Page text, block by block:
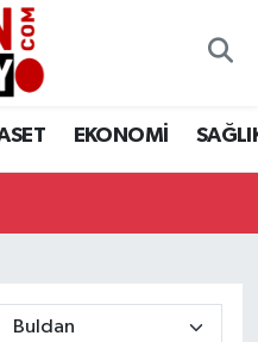
EKONOMİ
ve Fikstür